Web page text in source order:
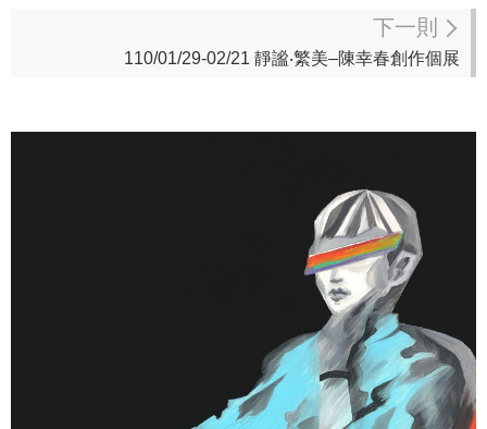
下一則
110/01/29-02/21 靜謐‧繁美–陳幸春創作個展